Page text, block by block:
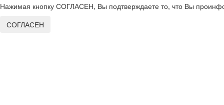
Нажимая кнопку СОГЛАСЕН, Вы подтверждаете то, что Вы
СОГЛАСЕН